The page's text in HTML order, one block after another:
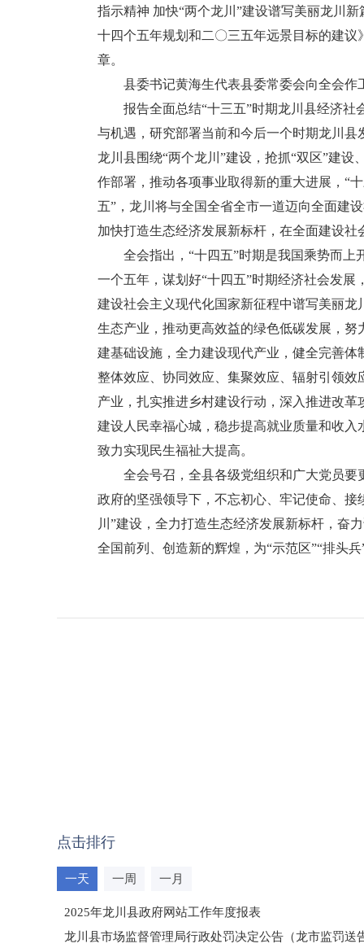
指示精神 加快“两个龙川”建设谱写美丽龙川
十四个五年规划和二〇三五年远景目标的建
章。
县委书记黄海生代表县委常委会向全会作
报告全面总结“十三五”时期龙川县经济社
与机遇，研究部署当前和今后一个时期龙川
龙川县围绕“两个龙川”建设，抢抓“双区”建设
作部署，推动各项事业取得新的重大进展，“
五”，龙川将与全国全省全市一道迈向全面建
加快打造生态经济发展新标杆，在全面建设
全会指出，“十四五”时期是我国乘势而上
一个五年，谋划好“十四五”时期经济社会发
建设社会主义现代化国家新征程中谱写美丽
生态产业，推动更高效益的绿色低碳发展，
建基础设施，全力建设现代产业，健全完善体
整体效应、协同效应、集聚效应、辐射引领
产业，扎实推进乡村建设行动，深入推进改
建设人民幸福心城，稳步提高就业质量和收
致力实现民生福祉大提高。
全会号召，全县各级党组织和广大党员要
政府的坚强领导下，不忘初心、牢记使命、
川”建设，全力打造生态经济发展新标杆，奋
全国前列、创造新的辉煌，为“示范区”“排头
点击排行
一天 一周 一月
2025年龙川县政府网站工作年度报表
龙川县市场监督管理局行政处罚决定公告（龙市监罚送